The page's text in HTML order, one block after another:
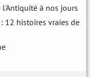
à nos jours
12 histoires vraies de